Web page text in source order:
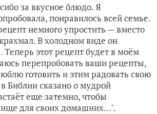
за вкусное блюдо. Я
понравилось всей семье.
немного упростить — вместо
В холодном виде он
Теперь этот рецепт будет в моём
перепробовать ваши рецепты,
готовить и этим радовать свою
Библии сказано о мудрой
еще затемно, чтобы
для своих домашних...".